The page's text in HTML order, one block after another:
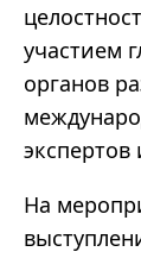
участием
органов
На